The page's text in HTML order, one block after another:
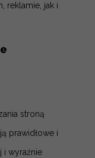
reklamie, jak i
stroną
prawidłowe i
i wyraźnie